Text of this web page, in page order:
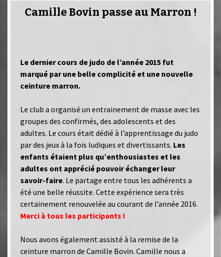
Camille Bovin passe au Marron !
Le dernier cours de judo de l’année 2015 fut
marqué par une belle complicité et une nouvelle
ceinture marron.
Le club a organisé un entrainement de masse avec les
groupes des confirmés, des adolescents et des
adultes. Le cours était dédié à l’apprentissage du judo
par des jeux à la fois ludiques et divertissants. Les
enfants étaient plus qu’enthousiastes et les
adultes ont apprécié pouvoir échanger leur
savoir-faire. Le partage entre tous les adhérents a
été une belle réussite. Cette expérience sera très
certainement renouvelée au courant de l’année 2016.
Merci à tous les participants !
Nous avons également assisté à la remise de la
ceinture marron de Camille Bovin. Camille nous a